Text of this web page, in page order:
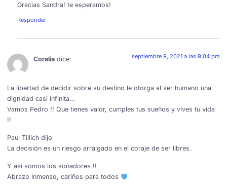
Gracias Sandra! te esperamos!
Responder
Coralia dice: septiembre 9, 2021 a las 9:04 pm
La libertad de decidir sobre su destino le otorga al ser humano una
dignidad casi infinita…
Vamos Pedro !! Que tienes valor, cumples tus sueños y vives tu vida
!!
Paul Tillich dijo
La decisión es un riesgo arraigado en el coraje de ser libres.
Y asi somos los soñadores !!
Abrazo inmenso, cariños para todos